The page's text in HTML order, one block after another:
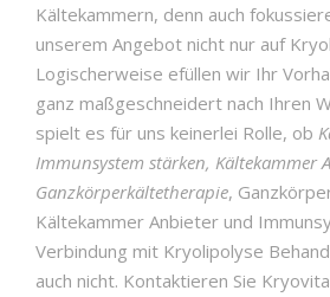
Kältekammern, denn auch
unserem Angebot nicht nur auf
Logischerweise efüllen wir Ihr
ganz maßgeschneidert nach Ihren
spielt es für uns keinerlei Rolle, ob
Immunsystem stärken, Kältekammer
Ganzkörperkältetherapie,
Kältekammer Anbieter und
Verbindung mit Kryolipolyse
auch nicht. Kontaktieren Sie